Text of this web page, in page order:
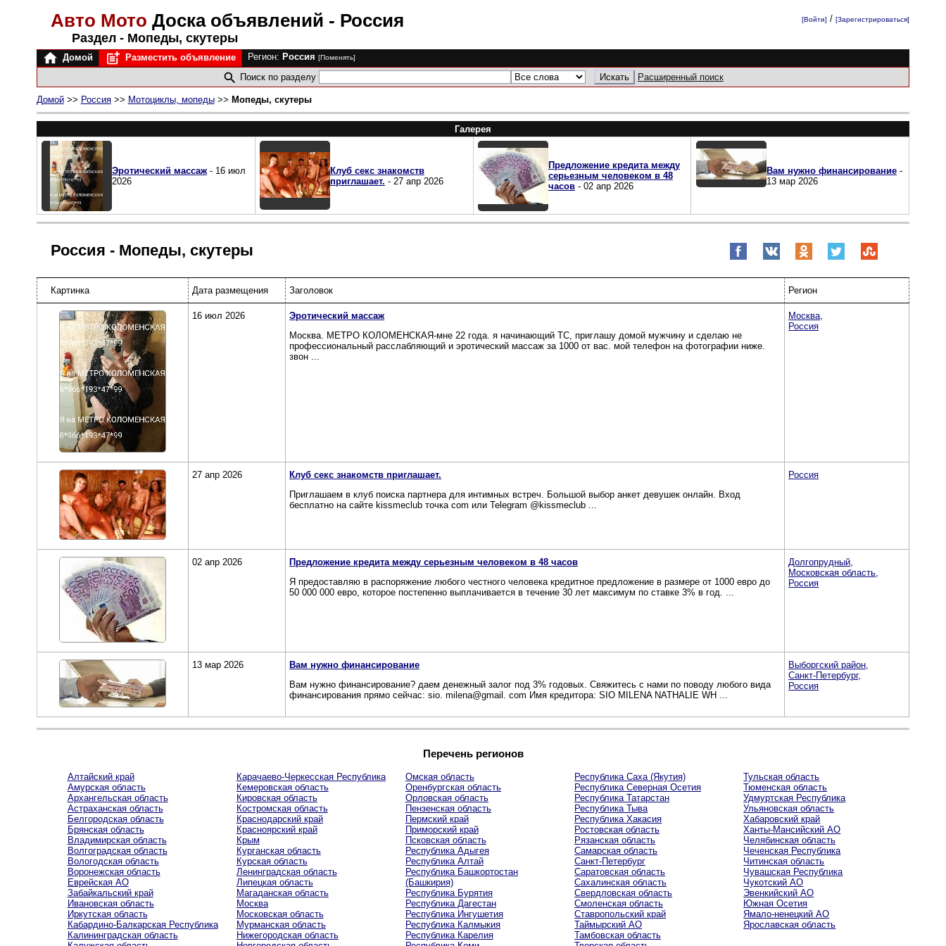
Авто Мото Доска объявлений - Россия
Раздел - Мопеды, скутеры
[Войти] /[Зарегистрироваться]
Домой Разместить объявление Регион: Россия [Поменять]
Поиск по разделу Расширенный поиск
Домой>> Россия>> Мотоциклы, мопеды>> Мопеды, скутеры
Галерея
Эротический массаж- 16 июл
2026
Клуб секс знакомств
приглашает. - 27 апр 2026
Предложение кредита между
серьезным человеком в 48
часов- 02 апр 2026
Вам нужно финансирование-
13 мар 2026
Россия - Мопеды, скутеры
Картинка Дата размещения Заголовок Регион
16 июл 2026
Эротический массаж
Москва. МЕТРО КОЛОМЕНСКАЯ-мне 22 года. я начинающий ТС, приглашу домой мужчину и сделаю не
профессиональный расслабляющий и эротический массаж за 1000 от вас. мой телефон на фотографии ниже.
звон ...
Москва,
Россия
27 апр 2026
Клуб секс знакомств приглашает.
Приглашаем в клуб поиска партнера для интимных встреч. Большой выбор анкет девушек онлайн. Вход
бесплатно на сайте kissmeclub точка com или Telegram @kissmeclub ...
Россия
02 апр 2026
Предложение кредита между серьезным человеком в 48 часов
Я предоставляю в распоряжение любого честного человека кредитное предложение в размере от 1000 евро до
50 000 000 евро, которое постепенно выплачивается в течение 30 лет максимум по ставке 3% в год. ...
Долгопрудный,
Московская область,
Россия
13 мар 2026
Вам нужно финансирование
Вам нужно финансирование? даем денежный залог под 3% годовых. Свяжитесь с нами по поводу любого вида
финансирования прямо сейчас: sio. milena@gmail. com Имя кредитора: SIO MILENA NATHALIE WH ...
Выборгский район,
Санкт-Петербург,
Россия
Перечень регионов
Алтайский край
Амурская область
Архангельская область
Астраханская область
Белгородская область
Брянская область
Владимирская область
Волгоградская область
Вологодская область
Воронежская область
Еврейская AO
Забайкальский край
Ивановская область
Иркутская область
Кабардино-Балкарская Республика
Калининградская область
Карачаево-Черкесская Республика
Кемеровская область
Кировская область
Костромская область
Краснодарский край
Красноярский край
Крым
Курганская область
Курская область
Ленинградская область
Липецкая область
Магаданская область
Москва
Московская область
Мурманская область
Нижегородская область
Омская область
Оренбургская область
Орловская область
Пензенская область
Пермский край
Приморский край
Псковская область
Республика Адыгея
Республика Алтай
Республика Башкортостан
(Башкирия)
Республика Бурятия
Республика Дагестан
Республика Ингушетия
Республика Калмыкия
Республика Карелия
Республика Саха (Якутия)
Республика Северная Осетия
Республика Татарстан
Республика Тыва
Республика Хакасия
Ростовская область
Рязанская область
Самарская область
Санкт-Петербург
Саратовская область
Сахалинская область
Свердловская область
Смоленская область
Ставропольский край
Таймырский AO
Тамбовская область
Тульская область
Тюменская область
Удмуртская Республика
Ульяновская область
Хабаровский край
Ханты-Мансийский AO
Челябинская область
Чеченская Республика
Читинская область
Чувашская Республика
Чукотский AO
Эвенкийский AO
Южная Осетия
Ямало-ненецкий AO
Ярославская область